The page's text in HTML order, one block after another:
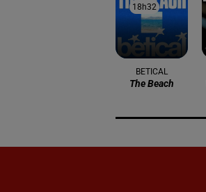
18h32
18h32
BETICAL
The Beach